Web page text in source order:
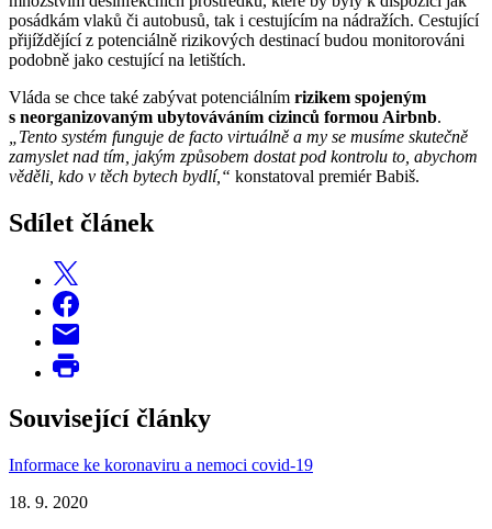
posádkám vlaků či autobusů, tak i cestujícím na nádražích. Cestující
přijíždějící z potenciálně rizikových destinací budou monitorováni
podobně jako cestující na letištích.
Vláda se chce také zabývat potenciálním rizikem spojeným
s neorganizovaným ubytováváním cizinců formou Airbnb.
„Tento systém funguje de facto virtuálně a my se musíme skutečně
zamyslet nad tím, jakým způsobem dostat pod kontrolu to, abychom
věděli, kdo v těch bytech bydlí,“ konstatoval premiér Babiš.
Sdílet článek
Související články
Informace ke koronaviru a nemoci covid-19
18. 9. 2020